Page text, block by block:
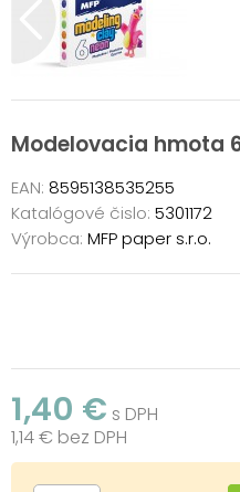
Modelovacia hmota
EAN: 8595138535255
Katalógové čislo: 5301172
Výrobca: MFP paper s.r.o.
1,40 € s DPH
1,14 € bez DPH